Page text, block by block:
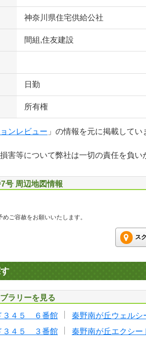
神奈川県住宅供給公社
間組,住友建設
日勤
所有権
ンレビュー 」の情報を元に掲載して
害等について弊社は一切の責任を負い
号 周辺地図情報
ご容赦をお願いいたします。
ス
ラリーを見る
３４５ ６番館 秦野南が丘ウェル
３４５ ３番館
秦野南が丘エクシ